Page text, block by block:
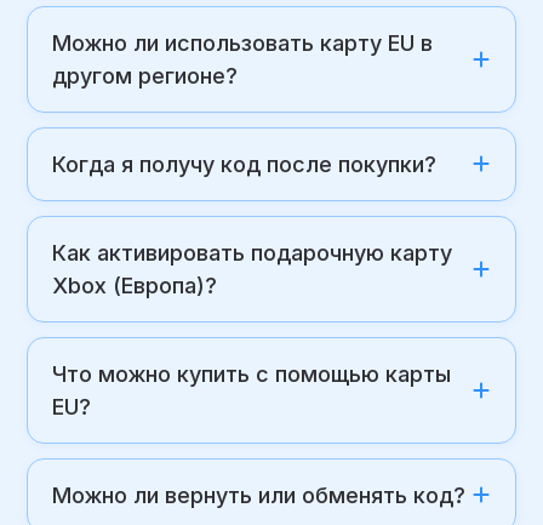
Можно ли использовать карту EU в
другом регионе?
Когда я получу код после покупки?
Как активировать подарочную карту
Xbox (Европа)?
Что можно купить с помощью карты
EU?
Можно ли вернуть или обменять код?